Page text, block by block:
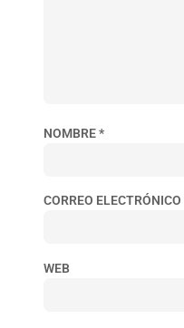
NOMBRE*
CORREO ELECTRÓNICO
WEB